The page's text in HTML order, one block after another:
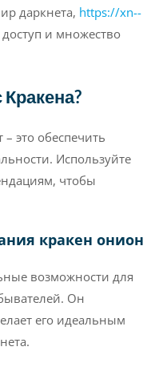
даркнета, https://xn--
и множество
это обеспечить
Используйте
чтобы
кракен онион
возможности для
Он
его идеальным